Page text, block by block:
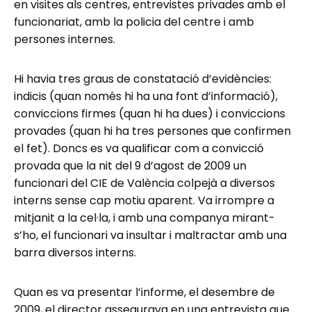
en visites als centres, entrevistes privades amb el
funcionariat, amb la policia del centre i amb
persones internes.
Hi havia tres graus de constatació d’evidències:
indicis (quan només hi ha una font d’informació),
conviccions firmes (quan hi ha dues) i conviccions
provades (quan hi ha tres persones que confirmen
el fet). Doncs es va qualificar com a convicció
provada que la nit del 9 d’agost de 2009 un
funcionari del CIE de València colpejà a diversos
interns sense cap motiu aparent. Va irrompre a
mitjanit a la cel·la, i amb una companya mirant-
s’ho, el funcionari va insultar i maltractar amb una
barra diversos interns.
Quan es va presentar l’informe, el desembre de